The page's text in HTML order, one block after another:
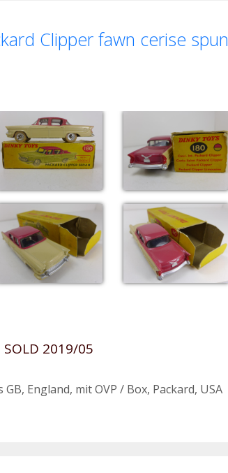
Clipper fawn cerise spun
2019/05
GB, England, mit OVP / Box, Packard, USA